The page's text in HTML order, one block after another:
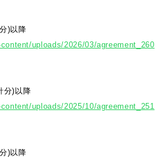
)以降
uploads/2026/03/agreement_260
分)以降
uploads/2025/10/agreement_251
)以降